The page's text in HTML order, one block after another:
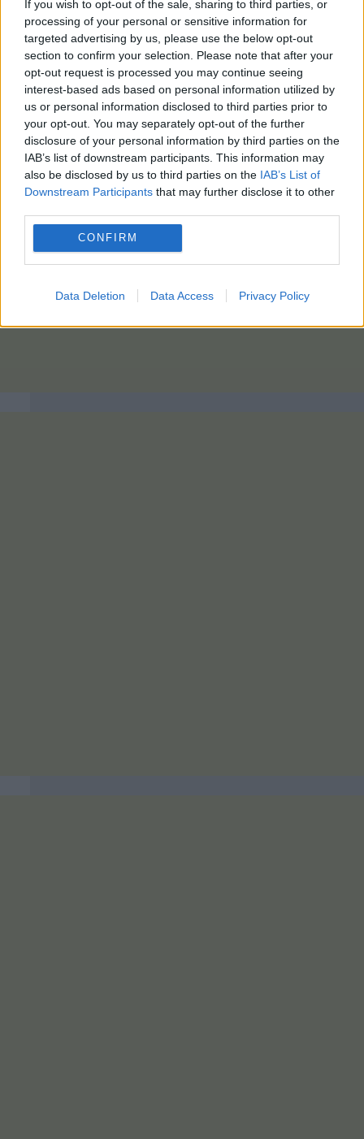
If you wish to opt-out of the sale, sharing to third parties, or
processing of your personal or sensitive information for
targeted advertising by us, please use the below opt-out
section to confirm your selection. Please note that after your
opt-out request is processed you may continue seeing
interest-based ads based on personal information utilized by
us or personal information disclosed to third parties prior to
your opt-out. You may separately opt-out of the further
disclosure of your personal information by third parties on the
IAB’s list of downstream participants. This information may
also be disclosed by us to third parties on the IAB’s List of
Downstream Participants that may further disclose it to other
CONFIRM
Data Deletion Data Access Privacy Policy